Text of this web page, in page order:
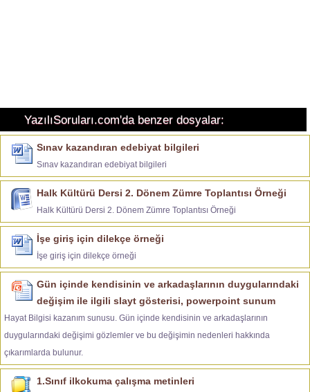
YazılıSoruları.com'da benzer dosyalar:
Sınav kazandıran edebiyat bilgileri
Sınav kazandıran edebiyat bilgileri
Halk Kültürü Dersi 2. Dönem Zümre Toplantısı Örneği
Halk Kültürü Dersi 2. Dönem Zümre Toplantısı Örneği
İşe giriş için dilekçe örneği
İşe giriş için dilekçe örneği
Gün içinde kendisinin ve arkadaşlarının duygularındaki
değişim ile ilgili slayt gösterisi, powerpoint sunum
Hayat Bilgisi kazanım sunusu. Gün içinde kendisinin ve arkadaşlarının
duygularındaki değişimi gözlemler ve bu değişimin nedenleri hakkında
çıkarımlarda bulunur.
1.Sınıf ilkokuma çalışma metinleri